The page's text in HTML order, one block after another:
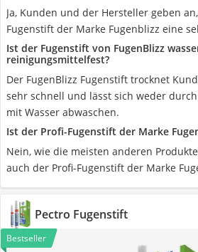
Ja, Kunden und der Hersteller geben
Fugenstift der Marke Fugenblizz eine
Ist der Fugenstift von FugenBlizz
reinigungsmittelfest?
Der FugenBlizz Fugenstift trocknet
sehr schnell und lässt sich weder
mit Wasser abwaschen.
Ist der Profi-Fugenstift der Marke
Nein, wie die meisten anderen
auch der Profi-Fugenstift der Marke
Pectro Fugenstift
Bestseller